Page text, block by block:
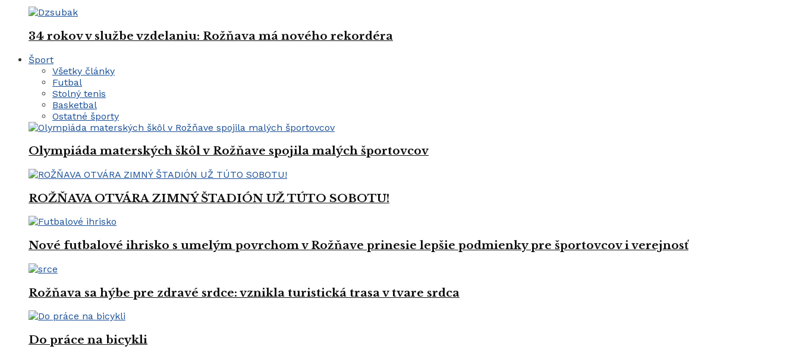
34 rokov v službe vzdelaniu: Rožňava má nového rekordéra
Šport
Všetky články
Futbal
Stolný tenis
Basketbal
Ostatné športy
Olympiáda materských škôl v Rožňave spojila malých športovcov
ROŽŇAVA OTVÁRA ZIMNÝ ŠTADIÓN UŽ TÚTO SOBOTU!
Nové futbalové ihrisko s umelým povrchom v Rožňave prinesie lepšie podmienky pre športovcov i verejnosť
Rožňava sa hýbe pre zdravé srdce: vznikla turistická trasa v tvare srdca
Do práce na bicykli